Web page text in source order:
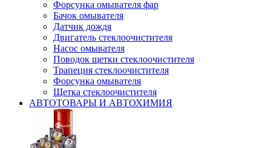
Форсунка омывателя фар
Бачок омывателя
Датчик дождя
Двигатель стеклоочистителя
Насос омывателя
Поводок щетки стеклоочистителя
Трапеция стеклоочистителя
Форсунка омывателя
Щетка стеклоочистителя
АВТОТОВАРЫ И АВТОХИМИЯ